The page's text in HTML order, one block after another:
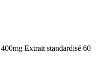
Extrait standardisé 60